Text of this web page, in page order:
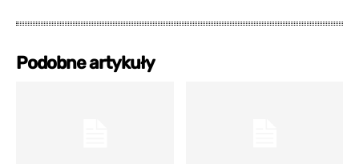
Podobne artykuły